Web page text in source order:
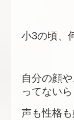
小3の頃、
自分の顔
ってないら
声も性格